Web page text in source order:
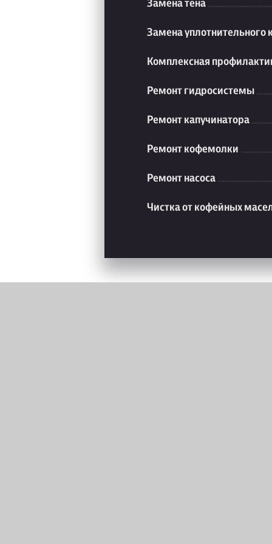
Замена тена
Замена уплотнительного
Комплексная
Ремонт гидросистемы
Ремонт капучинатора
Ремонт кофемолки
Ремонт насоса
Чистка от кофейных